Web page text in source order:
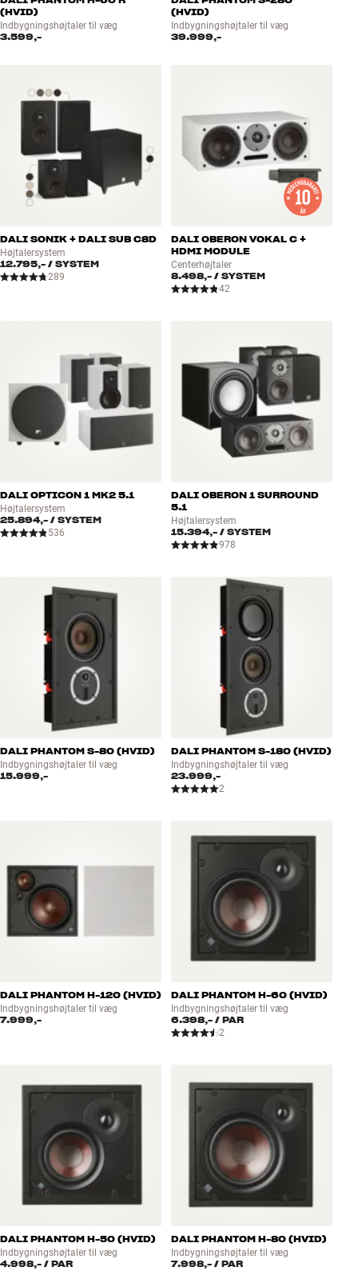
(HVID)
Indbygningshøjtaler til væg
3.599,-
(HVID)
Indbygningshøjtaler til væg
39.999,-
DALI SONIK + DALI SUB C8D
Højtalersystem
12.795,- / SYSTEM
289
DALI OBERON VOKAL C +
HDMI MODULE
Centerhøjtaler
8.498,- / SYSTEM
42
DALI OPTICON 1 MK2 5.1
Højtalersystem
25.894,- / SYSTEM
536
DALI OBERON 1 SURROUND
5.1
Højtalersystem
15.394,- / SYSTEM
978
DALI PHANTOM S-80 (HVID)
Indbygningshøjtaler til væg
15.999,-
DALI PHANTOM S-180 (HVID)
Indbygningshøjtaler til væg
23.999,-
2
DALI PHANTOM H-120 (HVID)
Indbygningshøjtaler til væg
7.999,-
DALI PHANTOM H-60 (HVID)
Indbygningshøjtaler til væg
6.398,- / PAR
2
DALI PHANTOM H-50 (HVID)
Indbygningshøjtaler til væg
4.998,- / PAR
DALI PHANTOM H-80 (HVID)
Indbygningshøjtaler til væg
7.998,- / PAR